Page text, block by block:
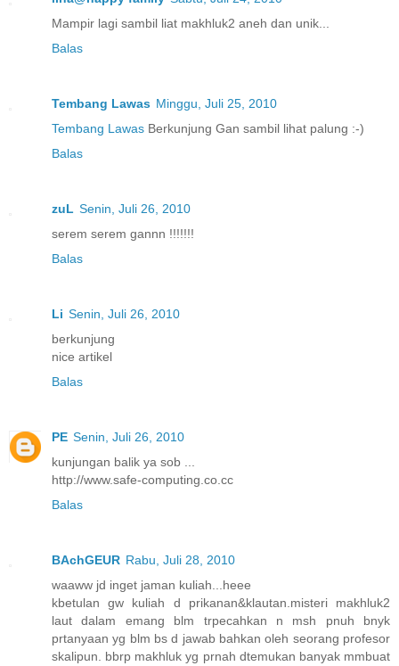
Mampir lagi sambil liat makhluk2 aneh dan unik...
Balas
Tembang Lawas Minggu, Juli 25, 2010
Tembang Lawas Berkunjung Gan sambil lihat palung :-)
Balas
zuL Senin, Juli 26, 2010
serem serem gannn !!!!!!!
Balas
Li Senin, Juli 26, 2010
berkunjung
nice artikel
Balas
PE Senin, Juli 26, 2010
kunjungan balik ya sob ...
http://www.safe-computing.co.cc
Balas
BAchGEUR Rabu, Juli 28, 2010
waaww jd inget jaman kuliah...heee
kbetulan gw kuliah d prikanan&klautan.misteri makhluk2
laut dalam emang blm trpecahkan n msh pnuh bnyk
prtanyaan yg blm bs d jawab bahkan oleh seorang profesor
skalipun. bbrp makhluk yg prnah dtemukan banyak mmbuat